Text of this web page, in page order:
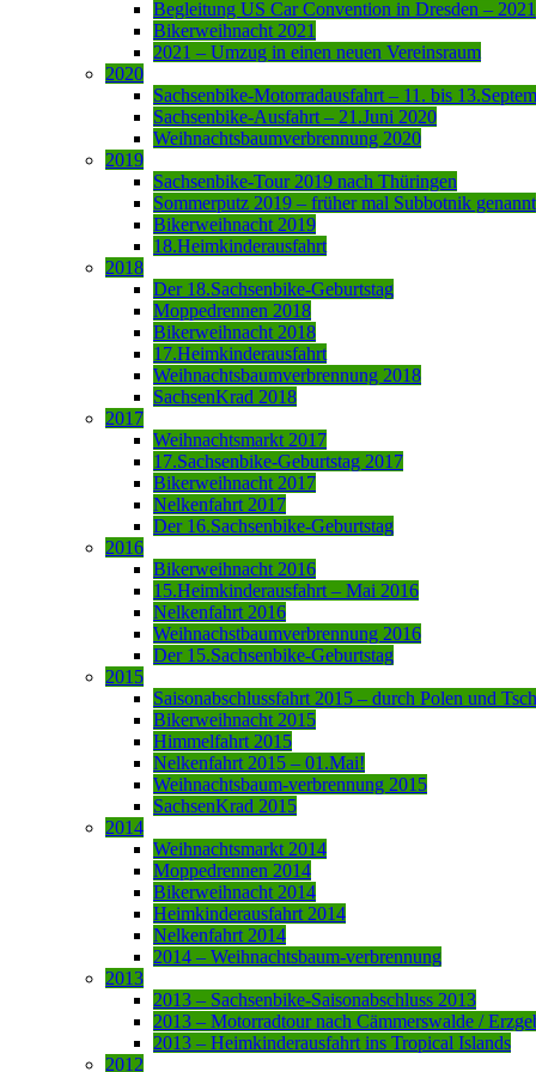
Begleitung US Car Convention in Dresden – 2021
Bikerweihnacht 2021
2021 – Umzug in einen neuen Vereinsraum
2020
Sachsenbike-Motorradausfahrt – 11. bis
Sachsenbike-Ausfahrt – 21.Juni 2020
Weihnachtsbaumverbrennung 2020
2019
Sachsenbike-Tour 2019 nach Thüringen
Sommerputz 2019 – früher mal Subbotnik genannt
Bikerweihnacht 2019
18.Heimkinderausfahrt
2018
Der 18.Sachsenbike-Geburtstag
Moppedrennen 2018
Bikerweihnacht 2018
17.Heimkinderausfahrt
Weihnachtsbaumverbrennung 2018
SachsenKrad 2018
2017
Weihnachtsmarkt 2017
17.Sachsenbike-Geburtstag 2017
Bikerweihnacht 2017
Nelkenfahrt 2017
Der 16.Sachsenbike-Geburtstag
2016
Bikerweihnacht 2016
15.Heimkinderausfahrt – Mai 2016
Nelkenfahrt 2016
Weihnachstbaumverbrennung 2016
Der 15.Sachsenbike-Geburtstag
2015
Saisonabschlussfahrt 2015 – durch Polen und
Bikerweihnacht 2015
Himmelfahrt 2015
Nelkenfahrt 2015 – 01.Mai!
Weihnachtsbaum-verbrennung 2015
SachsenKrad 2015
2014
Weihnachtsmarkt 2014
Moppedrennen 2014
Bikerweihnacht 2014
Heimkinderausfahrt 2014
Nelkenfahrt 2014
2014 – Weihnachtsbaum-verbrennung
2013
2013 – Sachsenbike-Saisonabschluss 2013
2013 – Motorradtour nach Cämmerswalde /
2013 – Heimkinderausfahrt ins Tropical Islands
2012